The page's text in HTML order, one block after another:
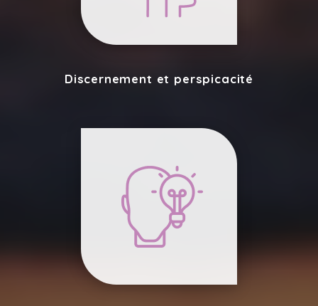
Discernement et perspicacité